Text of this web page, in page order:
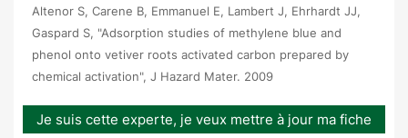
Altenor S, Carene B, Emmanuel E, Lambert J, Ehrhardt JJ,
Gaspard S, "Adsorption studies of methylene blue and
phenol onto vetiver roots activated carbon prepared by
chemical activation", J Hazard Mater. 2009
Je suis cette experte, je veux mettre à jour ma fiche